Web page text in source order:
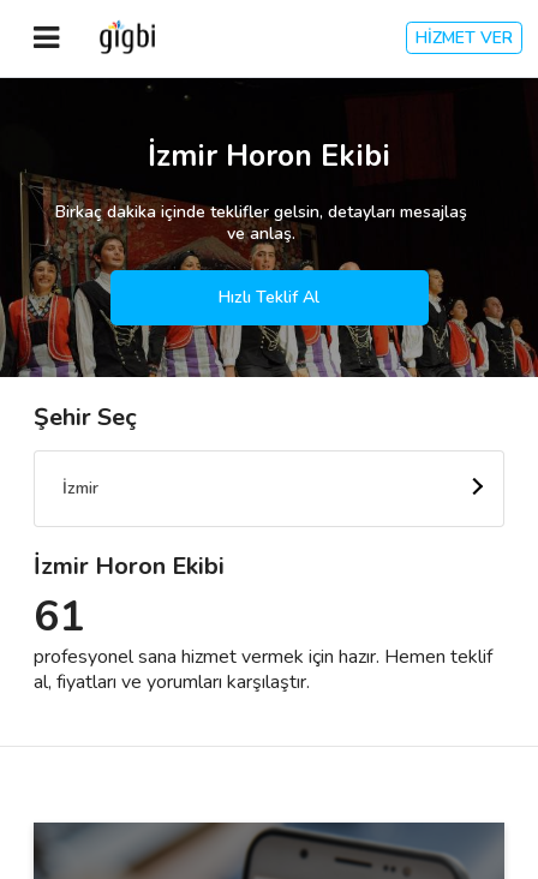
HİZMET VER
Giriş Yap
Kayıt Ol
Kategoriler
🎈 Biz Kimiz?
🌟 Müşteri Değerlendirmeleri
Destek
İletişim
İzmir Horon Ekibi
Birkaç dakika içinde teklifler gelsin, detayları mesajlaş
ve anlaş.
Hızlı Teklif Al
Şehir Seç
İzmir
İzmir Horon Ekibi
61
profesyonel sana hizmet vermek için hazır. Hemen teklif
al, fiyatları ve yorumları karşılaştır.